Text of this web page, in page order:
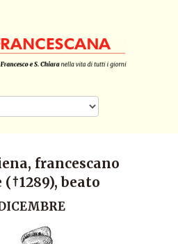
francescano
(†1289), beato